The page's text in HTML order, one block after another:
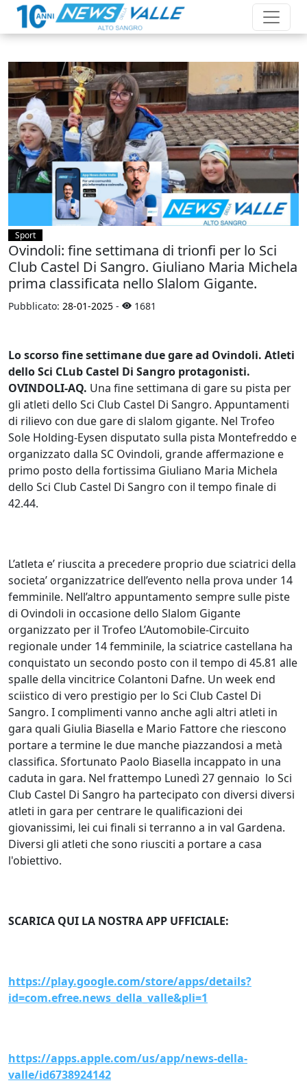
Sport
Ovindoli: fine settimana di trionfi per lo Sci
Club Castel Di Sangro. Giuliano Maria Michela
prima classificata nello Slalom Gigante.
Pubblicato: 28-01-2025 - 1681
Lo scorso fine settimane due gare ad Ovindoli. Atleti
dello Sci CLub Castel Di Sangro protagonisti.
OVINDOLI-AQ. Una fine settimana di gare su pista per
gli atleti dello Sci Club Castel Di Sangro. Appuntamenti
di rilievo con due gare di slalom gigante. Nel Trofeo
Sole Holding-Eysen disputato sulla pista Montefreddo e
organizzato dalla SC Ovindoli, grande affermazione e
primo posto della fortissima Giuliano Maria Michela
dello Sci Club Castel Di Sangro con il tempo finale di
42.44.
L’atleta e’ riuscita a precedere proprio due sciatrici della
societa’ organizzatrice dell’evento nella prova under 14
femminile. Nell’altro appuntamento sempre sulle piste
di Ovindoli in occasione dello Slalom Gigante
organizzato per il Trofeo L’Automobile-Circuito
regionale under 14 femminile, la sciatrice castellana ha
conquistato un secondo posto con il tempo di 45.81 alle
spalle della vincitrice Colantoni Dafne. Un week end
sciistico di vero prestigio per lo Sci Club Castel Di
Sangro. I complimenti vanno anche agli altri atleti in
gara quali Giulia Biasella e Mario Fattore che riescono
portare a termine le due manche piazzandosi a metà
classifica. Sfortunato Paolo Biasella incappato in una
caduta in gara. Nel frattempo Lunedì 27 gennaio lo Sci
Club Castel Di Sangro ha partecipato con diversi diversi
atleti in gara per centrare le qualificazioni dei
giovanissimi, lei cui finali si terranno a in val Gardena.
Diversi gli atleti che sono riusciti a portare a casa
l'obiettivo.
SCARICA QUI LA NOSTRA APP UFFICIALE:
https://play.google.com/store/apps/details?
id=com.efree.news_della_valle&pli=1
https://apps.apple.com/us/app/news-della-
valle/id6738924142